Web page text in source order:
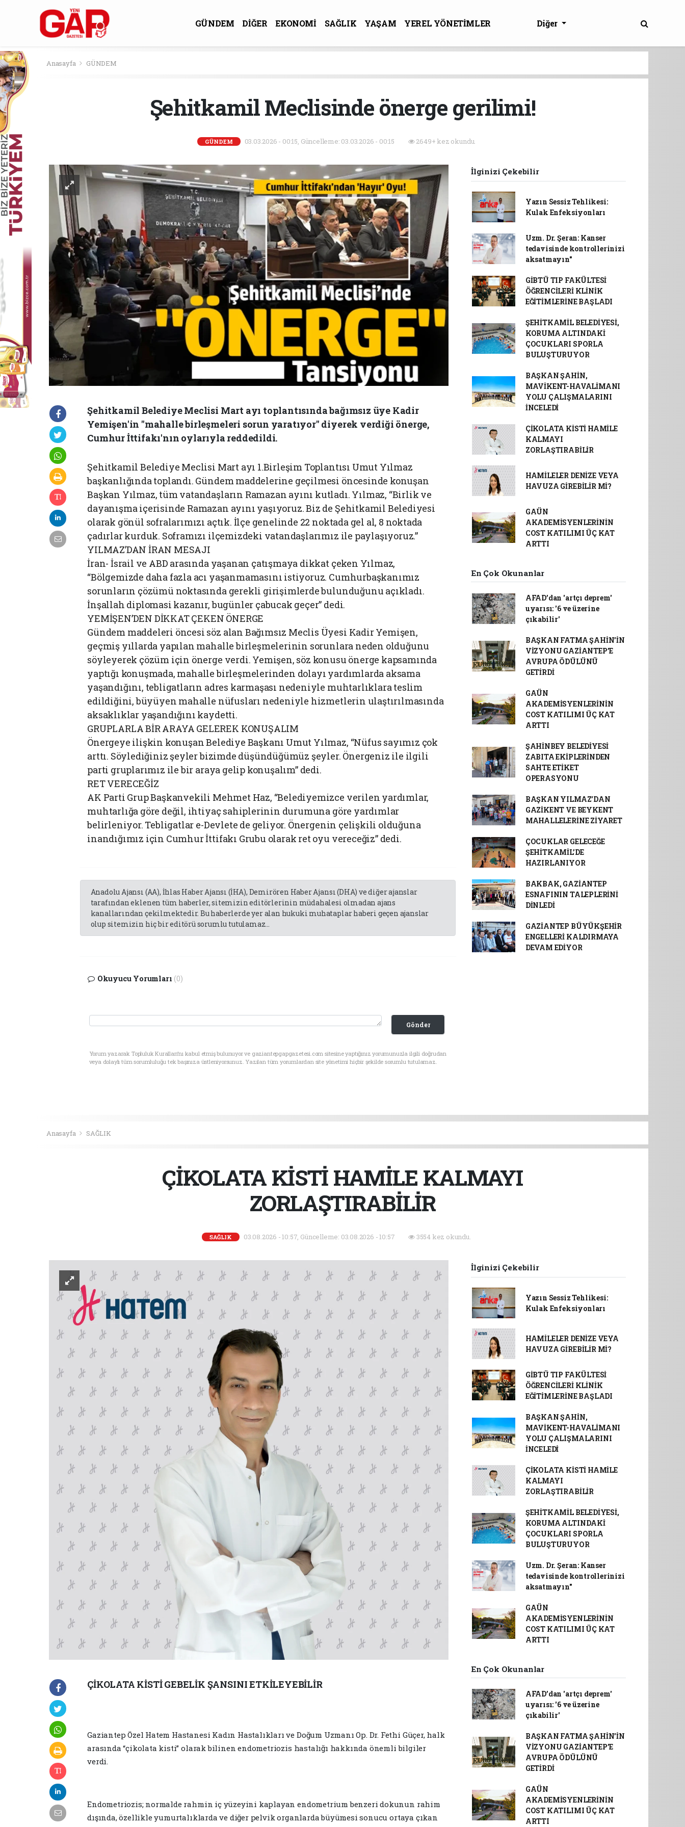
GÜNDEM DİĞER EKONOMİ SAĞLIK YAŞAM
YEREL YÖNETİMLER
Diğer
Anasayfa GÜNDEM
Şehitkamil Meclisinde önerge gerilimi!
GÜNDEM 03.03.2026 - 00:15, Güncelleme: 03.03.2026 - 00:15 2649+ kez okundu.
‎Şehitkamil Belediye Meclisi Mart ayı toplantısında bağımsız üye Kadir
Yemişen'in "mahalle birleşmeleri sorun yaratıyor" diyerek verdiği önerge,
Cumhur İttifakı'nın oylarıyla reddedildi.
‎Şehitkamil Belediye Meclisi Mart ayı 1.Birleşim Toplantısı Umut Yılmaz
başkanlığında toplandı. Gündem maddelerine geçilmesi öncesinde konuşan
Başkan Yılmaz, tüm vatandaşların Ramazan ayını kutladı. Yılmaz, “Birlik ve
dayanışma içerisinde Ramazan ayını yaşıyoruz. Biz de Şehitkamil Belediyesi
olarak gönül sofralarımızı açtık. İlçe genelinde 22 noktada gel al, 8 noktada
çadırlar kurduk. Soframızı ilçemizdeki vatandaşlarımız ile paylaşıyoruz.”
‎YILMAZ’DAN İRAN MESAJI
‎İran- İsrail ve ABD arasında yaşanan çatışmaya dikkat çeken Yılmaz,
“Bölgemizde daha fazla acı yaşanmamasını istiyoruz. Cumhurbaşkanımız
sorunların çözümü noktasında gerekli girişimlerde bulunduğunu açıkladı.
İnşallah diplomasi kazanır, bugünler çabucak geçer” dedi.
‎YEMİŞEN’DEN DİKKAT ÇEKEN ÖNERGE
‎Gündem maddeleri öncesi söz alan Bağımsız Meclis Üyesi Kadir Yemişen,
geçmiş yıllarda yapılan mahalle birleşmelerinin sorunlara neden olduğunu
söyleyerek çözüm için önerge verdi. Yemişen, söz konusu önerge kapsamında
yaptığı konuşmada, mahalle birleşmelerinden dolayı yardımlarda aksama
yaşandığını, tebligatların adres karmaşası nedeniyle muhtarlıklara teslim
edildiğini, büyüyen mahalle nüfusları nedeniyle hizmetlerin ulaştırılmasında
aksaklıklar yaşandığını kaydetti.
‎GRUPLARLA BİR ARAYA GELEREK KONUŞALIM
‎Önergeye ilişkin konuşan Belediye Başkanı Umut Yılmaz, “Nüfus sayımız çok
arttı. Söylediğiniz şeyler bizimde düşündüğümüz şeyler. Önergeniz ile ilgili
parti gruplarımız ile bir araya gelip konuşalım” dedi.
‎RET VERECEĞİZ
‎AK Parti Grup Başkanvekili Mehmet Haz, “Belediyemizce verilen yardımlar,
muhtarlığa göre değil, ihtiyaç sahiplerinin durumuna göre yardımlar
belirleniyor. Tebligatlar e-Devlete de geliyor. Önergenin çelişkili olduğuna
inandığımız için Cumhur İttifakı Grubu olarak ret oyu vereceğiz” dedi.
Anadolu Ajansı (AA), İhlas Haber Ajansı (İHA), Demirören Haber Ajansı (DHA) ve diğer ajanslar
tarafından eklenen tüm haberler, sitemizin editörlerinin müdahalesi olmadan ajans
kanallarından çekilmektedir. Bu haberlerde yer alan hukuki muhataplar haberi geçen ajanslar
olup sitemizin hiç bir editörü sorumlu tutulamaz...
Okuyucu Yorumları (0)
Gönder
Yorum yazarak Topluluk Kuralları’nı kabul etmiş bulunuyor ve gaziantepgapgazetesi.com sitesine yaptığınız yorumunuzla ilgili doğrudan
veya dolaylı tüm sorumluluğu tek başınıza üstleniyorsunuz. Yazılan tüm yorumlardan site yönetimi hiçbir şekilde sorumlu tutulamaz.
İlginizi Çekebilir
Yazın Sessiz Tehlikesi:
Kulak Enfeksiyonları
Uzm. Dr. Şeran: Kanser
tedavisinde kontrollerinizi
aksatmayın"
GİBTÜ TIP FAKÜLTESİ
ÖĞRENCİLERİ KLİNİK
EĞİTİMLERİNE BAŞLADI
ŞEHİTKAMİL BELEDİYESİ,
KORUMA ALTINDAKİ
ÇOCUKLARI SPORLA
BULUŞTURUYOR
BAŞKAN ŞAHİN,
MAVİKENT-HAVALİMANI
YOLU ÇALIŞMALARINI
İNCELEDİ
ÇİKOLATA KİSTİ HAMİLE
KALMAYI
ZORLAŞTIRABİLİR
HAMİLELER DENİZE VEYA
HAVUZA GİREBİLİR Mİ?
GAÜN
AKADEMİSYENLERİNİN
COST KATILIMI ÜÇ KAT
ARTTI
En Çok Okunanlar
AFAD’dan 'artçı deprem'
uyarısı: '6 ve üzerine
çıkabilir'
BAŞKAN FATMA ŞAHİN’İN
VİZYONU GAZİANTEP’E
AVRUPA ÖDÜLÜNÜ
GETİRDİ
GAÜN
AKADEMİSYENLERİNİN
COST KATILIMI ÜÇ KAT
ARTTI
ŞAHİNBEY BELEDİYESİ
ZABITA EKİPLERİNDEN
SAHTE ETİKET
OPERASYONU
BAŞKAN YILMAZ’DAN
GAZİKENT VE BEYKENT
MAHALLELERİNE ZİYARET
ÇOCUKLAR GELECEĞE
ŞEHİTKAMİL’DE
HAZIRLANIYOR
BAKBAK, GAZİANTEP
ESNAFININ TALEPLERİNİ
DİNLEDİ
GAZİANTEP BÜYÜKŞEHİR
ENGELLERİ KALDIRMAYA
DEVAM EDİYOR
Anasayfa SAĞLIK
ÇİKOLATA KİSTİ HAMİLE KALMAYI
ZORLAŞTIRABİLİR
SAĞLIK 03.08.2026 - 10:57, Güncelleme: 03.08.2026 - 10:57 3554 kez okundu.
ÇİKOLATA KİSTİ GEBELİK ŞANSINI ETKİLEYEBİLİR
Gaziantep Özel Hatem Hastanesi Kadın Hastalıkları ve Doğum Uzmanı Op. Dr. Fethi Güçer, halk
arasında “çikolata kisti” olarak bilinen endometriozis hastalığı hakkında önemli bilgiler
verdi.
Endometriozis; normalde rahmin iç yüzeyini kaplayan endometrium benzeri dokunun rahim
dışında, özellikle yumurtalıklarda ve diğer pelvik organlarda büyümesi sonucu ortaya çıkan
İlginizi Çekebilir
Yazın Sessiz Tehlikesi:
Kulak Enfeksiyonları
HAMİLELER DENİZE VEYA
HAVUZA GİREBİLİR Mİ?
GİBTÜ TIP FAKÜLTESİ
ÖĞRENCİLERİ KLİNİK
EĞİTİMLERİNE BAŞLADI
BAŞKAN ŞAHİN,
MAVİKENT-HAVALİMANI
YOLU ÇALIŞMALARINI
İNCELEDİ
ÇİKOLATA KİSTİ HAMİLE
KALMAYI
ZORLAŞTIRABİLİR
ŞEHİTKAMİL BELEDİYESİ,
KORUMA ALTINDAKİ
ÇOCUKLARI SPORLA
BULUŞTURUYOR
Uzm. Dr. Şeran: Kanser
tedavisinde kontrollerinizi
aksatmayın"
GAÜN
AKADEMİSYENLERİNİN
COST KATILIMI ÜÇ KAT
ARTTI
En Çok Okunanlar
AFAD’dan 'artçı deprem'
uyarısı: '6 ve üzerine
çıkabilir'
BAŞKAN FATMA ŞAHİN’İN
VİZYONU GAZİANTEP’E
AVRUPA ÖDÜLÜNÜ
GETİRDİ
GAÜN
AKADEMİSYENLERİNİN
COST KATILIMI ÜÇ KAT
ARTTI